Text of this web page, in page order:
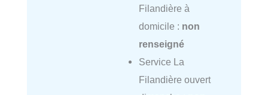
Filandière à
domicile : non
renseigné
Service La
Filandière ouvert